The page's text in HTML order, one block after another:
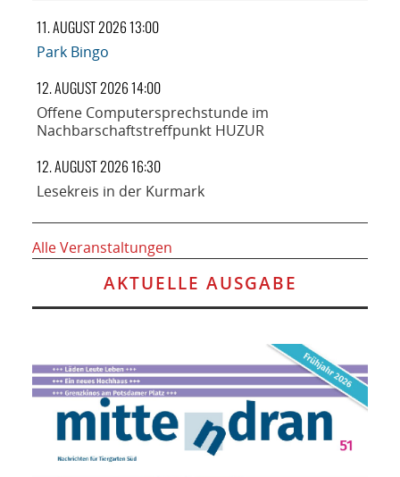
11. AUGUST 2026 13:00
Park Bingo
12. AUGUST 2026 14:00
Offene Computersprechstunde im
Nachbarschaftstreffpunkt HUZUR
12. AUGUST 2026 16:30
Lesekreis in der Kurmark
Alle Veranstaltungen
AKTUELLE AUSGABE